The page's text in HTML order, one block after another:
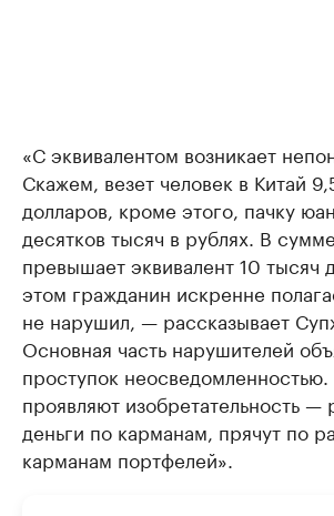
«С эквивалентом возникает
Скажем, везет человек в Китай
долларов, кроме этого, пачку
десятков тысяч в рублях. В
превышает эквивалент 10 тысяч
этом гражданин искренне
не нарушил, — рассказывает
Основная часть нарушителей
проступок
проявляют изобретательность —
деньги по карманам, прячут по
карманам портфелей».